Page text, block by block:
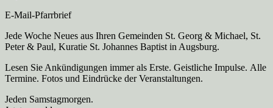
E-Mail-Pfarrbrief
Jede Woche Neues aus Ihren Gemeinden St. Georg & Michael, St.
Peter & Paul, Kuratie St. Johannes Baptist in Augsburg.
Lesen Sie Ankündigungen immer als Erste. Geistliche Impulse. Alle
Termine. Fotos und Eindrücke der Veranstaltungen.
Jeden Samstagmorgen.